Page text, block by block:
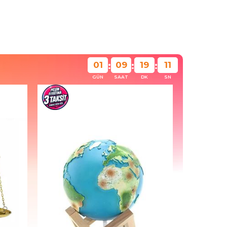
01
GÜN
: 09
SAAT
: 19
DK
: 08
SN